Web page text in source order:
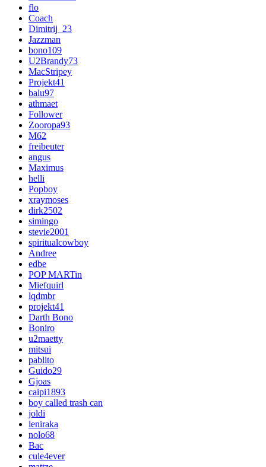
flo
Coach
Dimitrij_23
Jazzman
bono109
U2Brandy73
MacStripey
Projekt41
balu97
athmaet
Follower
Zooropa93
M62
freibeuter
angus
Maximus
helli
Popboy
xraymoses
dirk2502
simingo
stevie2001
spiritualcowboy
Andree
edbe
POP MARTin
Miefquirl
lqdmbr
projekt41
Darth Bono
Boniro
u2maetty
mitsui
pablito
Guido29
Gjoas
caipi1893
boy called trash can
joldi
leniraka
nolo68
Bac
cule4ever